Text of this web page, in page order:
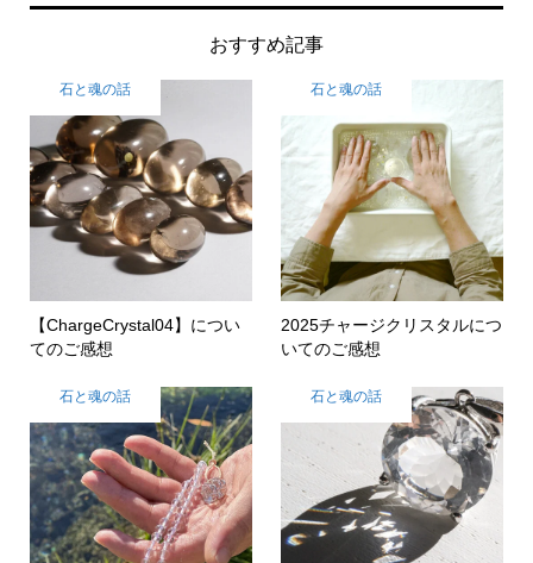
おすすめ記事
石と魂の話
【ChargeCrystal04】につい
てのご感想
石と魂の話
2025チャージクリスタルにつ
いてのご感想
石と魂の話 石と魂の話